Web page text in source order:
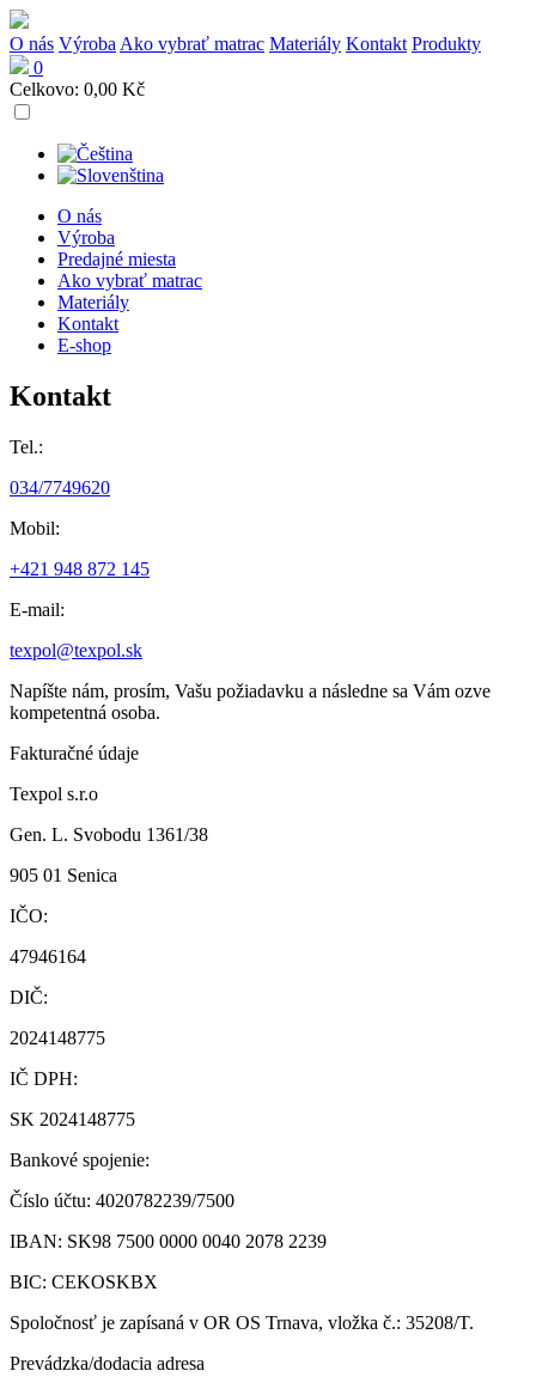
O nás Výroba Ako vybrať matrac Materiály Kontakt Produkty
0
Celkovo: 0,00 Kč
O nás
Výroba
Predajné miesta
Ako vybrať matrac
Materiály
Kontakt
E-shop
Kontakt
Tel.:
034/7749620
Mobil:
+421 948 872 145
E-mail:
texpol@texpol.sk
Napíšte nám, prosím, Vašu požiadavku a následne sa Vám ozve
kompetentná osoba.
Fakturačné údaje
Texpol s.r.o
Gen. L. Svobodu 1361/38
905 01 Senica
IČO:
47946164
DIČ:
2024148775
IČ DPH:
SK 2024148775
Bankové spojenie:
Číslo účtu: 4020782239/7500
IBAN: SK98 7500 0000 0040 2078 2239
BIC: CEKOSKBX
Spoločnosť je zapísaná v OR OS Trnava, vložka č.: 35208/T.
Prevádzka/dodacia adresa